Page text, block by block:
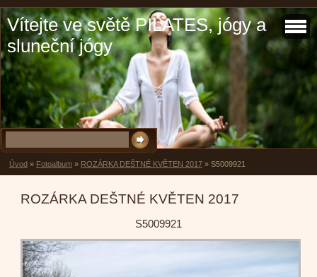
Vítejte ve světě PILATES, jógy a
sluneční jógy
Úvod » Fotoalbum » ROZÁRKA DEŠTNÉ KVĚTEN 2017 » S5009921
ROZÁRKA DEŠTNÉ KVĚTEN 2017
S5009921